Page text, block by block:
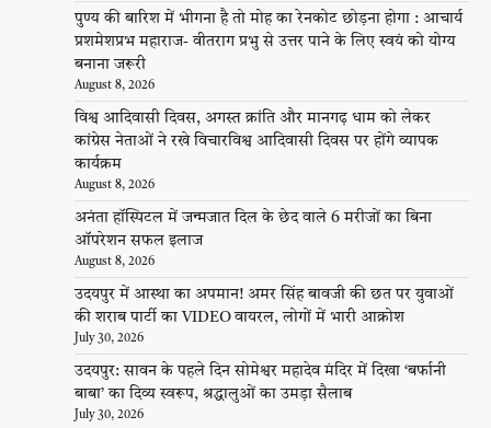
पुण्य की बारिश में भीगना है तो मोह का रेनकोट छोड़ना होगा : आचार्य
प्रशमेशप्रभ महाराज- वीतराग प्रभु से उत्तर पाने के लिए स्वयं को योग्य
बनाना जरूरी
August 8, 2026
विश्व आदिवासी दिवस, अगस्त क्रांति और मानगढ़ धाम को लेकर
कांग्रेस नेताओं ने रखे विचारविश्व आदिवासी दिवस पर होंगे व्यापक
कार्यक्रम
August 8, 2026
अनंता हॉस्पिटल में जन्मजात दिल के छेद वाले 6 मरीजों का बिना
ऑपरेशन सफल इलाज
August 8, 2026
उदयपुर में आस्था का अपमान! अमर सिंह बावजी की छत पर युवाओं
की शराब पार्टी का VIDEO वायरल, लोगों में भारी आक्रोश
July 30, 2026
उदयपुर: सावन के पहले दिन सोमेश्वर महादेव मंदिर में दिखा ‘बर्फानी
बाबा’ का दिव्य स्वरूप, श्रद्धालुओं का उमड़ा सैलाब
July 30, 2026